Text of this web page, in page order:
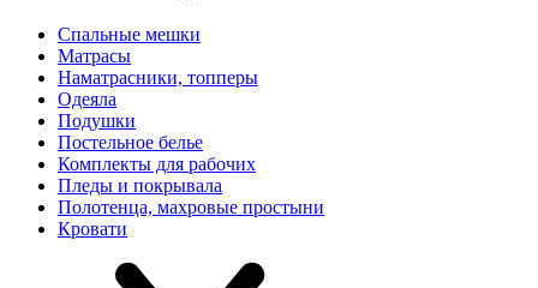
Спальные мешки
Матрасы
Наматрасники, топперы
Одеяла
Подушки
Постельное белье
Комплекты для рабочих
Пледы и покрывала
Полотенца, махровые простыни
Кровати